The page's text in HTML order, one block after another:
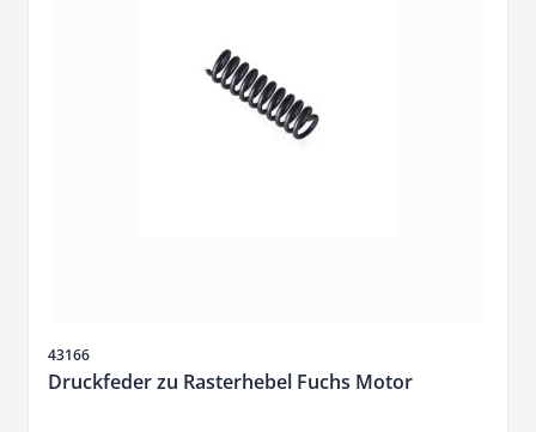
Artikelnr.
43166
Druckfeder zu Rasterhebel Fuchs Motor